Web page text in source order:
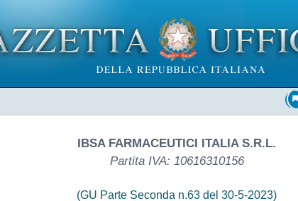
IBSA FARMACEUTICI ITALIA S.R.L.
Partita IVA: 10616310156
(GU Parte Seconda n.63 del 30-5-2023)